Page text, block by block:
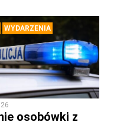
WYDARZENIA
osobówki z